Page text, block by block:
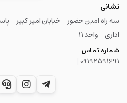
نشانی
اداری - واحد ۱۱
شماره تماس
09192591691